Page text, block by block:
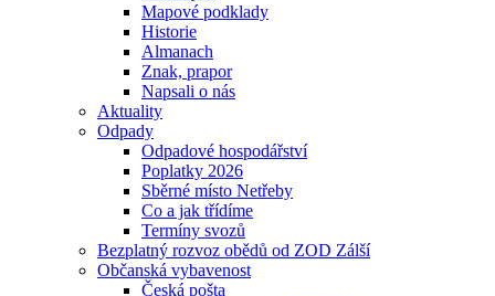
Mapové podklady
Historie
Almanach
Znak, prapor
Napsali o nás
Aktuality
Odpady
Odpadové hospodářství
Poplatky 2026
Sběrné místo Netřeby
Co a jak třídíme
Termíny svozů
Bezplatný rozvoz obědů od ZOD Zálší
Občanská vybavenost
Česká pošta